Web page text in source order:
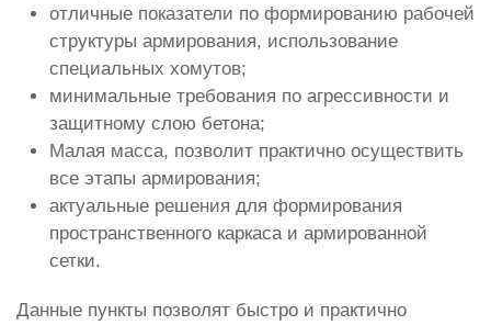
отличные показатели по формированию рабочей
структуры армирования, использование
специальных хомутов;
минимальные требования по агрессивности и
защитному слою бетона;
Малая масса, позволит практично осуществить
все этапы армирования;
актуальные решения для формирования
пространственного каркаса и армированной
сетки.
Данные пункты позволят быстро и практично